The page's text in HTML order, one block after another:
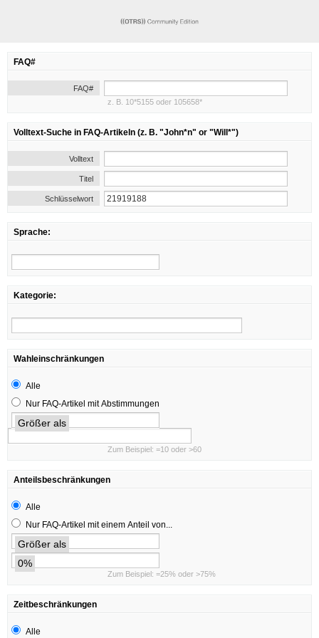
FAQ#
FAQ#
z. B. 10*5155 oder 105658*
Volltext-Suche in FAQ-Artikeln (z. B. "John*n" or "Will*")
Volltext
Titel
Schlüsselwort
Sprache:
Kategorie:
Wahleinschränkungen
Alle
Nur FAQ-Artikel mit Abstimmungen
Größer als
Zum Beispiel: =10 oder >60
Anteilsbeschränkungen
Alle
Nur FAQ-Artikel mit einem Anteil von...
Größer als
0%
Zum Beispiel: =25% oder >75%
Zeitbeschränkungen
Alle